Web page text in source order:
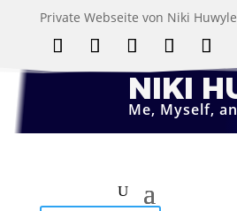
Private Webseite von Niki
NIKI
Me, Myself,